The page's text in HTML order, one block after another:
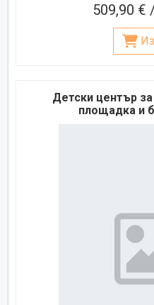
509,90 €
Детски център
площадка и